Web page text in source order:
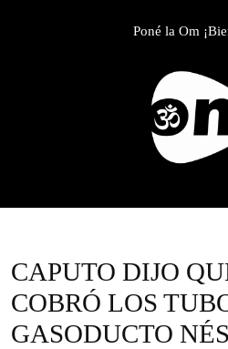
Poné la Om
CAPUTO DIJO
COBRÓ LOS
GASODUCTO